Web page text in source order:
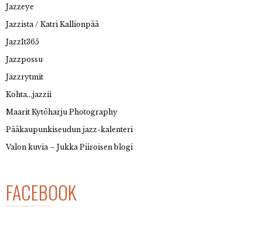
Jazzeye
Jazzista / Katri Kallionpää
JazzIt365
Jazzpossu
Jazzrytmit
Kohta…jazzii
Maarit Kytöharju Photography
Pääkaupunkiseudun jazz-kalenteri
Valon kuvia – Jukka Piiroisen blogi
FACEBOOK